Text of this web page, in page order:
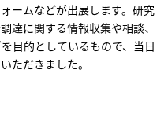
ームなどが出展します。研究
達に関する情報収集や相談、
目的としているもので、当日
ただきました。